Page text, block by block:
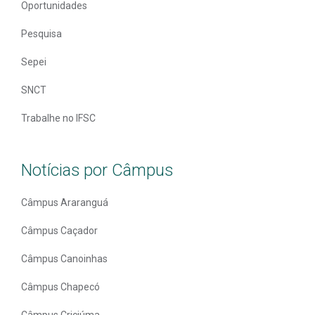
Oportunidades
Pesquisa
Sepei
SNCT
Trabalhe no IFSC
Notícias por Câmpus
Câmpus Araranguá
Câmpus Caçador
Câmpus Canoinhas
Câmpus Chapecó